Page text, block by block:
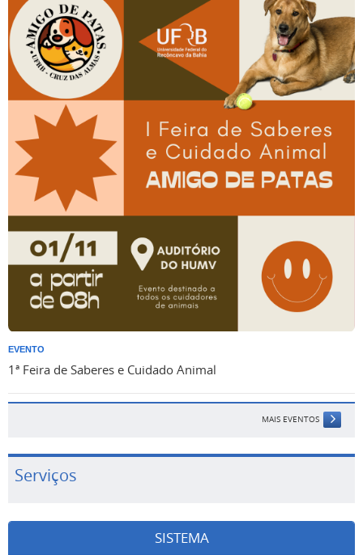
EVENTO
1ª Feira de Saberes e Cuidado Animal
MAIS EVENTOS
Serviços
SISTEMA